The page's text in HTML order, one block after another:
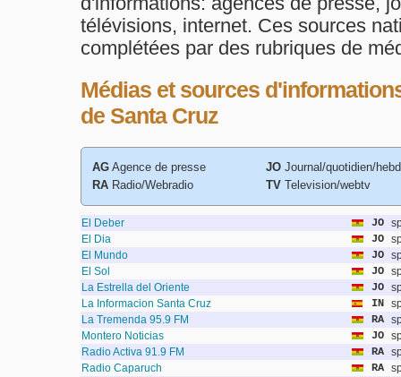
télévisions, internet. Ces sources
complétées par des rubriques de
Médias et sources
de Santa Cruz
AG Agence de presse
RA Radio/Webradio
JO Journal/quotidien/
TV Television/webtv
El Deber JO
El Dia
JO
El Mundo
JO
El Sol
JO
La Estrella del Oriente
JO
La Informacion Santa Cruz
IN
La Tremenda 95.9 FM
RA
Montero Noticias
JO
Radio Activa 91.9 FM
RA
Radio Caparuch
RA